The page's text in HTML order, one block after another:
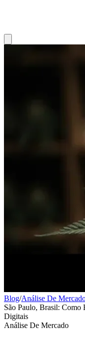
Blog/Análise De
São Paulo, Brasil: Como
Digitais
Análise De Mercado